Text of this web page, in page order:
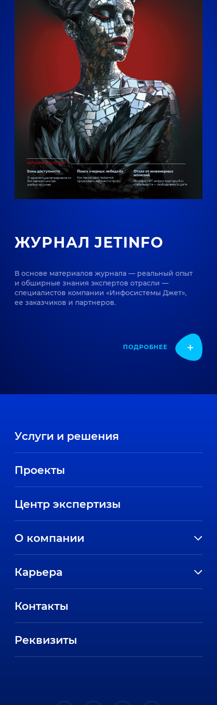
ЖУРНАЛ JETINFO
В основе материалов журнала — реальный опыт
и обширные знания экспертов отрасли —
специалистов компании «Инфосистемы Джет»,
ее заказчиков и партнеров.
ПОДРОБНЕЕ
Услуги и решения
Проекты
Центр экспертизы
О компании
Направления
Карьера
Контакты
Реквизиты